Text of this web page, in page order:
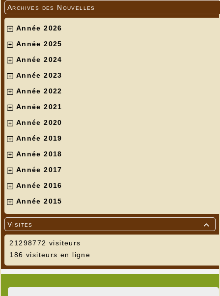
Archives des Nouvelles
Année 2026
Année 2025
Année 2024
Année 2023
Année 2022
Année 2021
Année 2020
Année 2019
Année 2018
Année 2017
Année 2016
Année 2015

Visites
21298772 visiteurs
186 visiteurs en ligne